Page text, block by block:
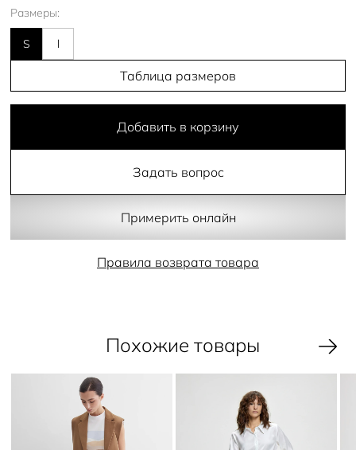
Размеры:
S l
Таблица размеров
Добавить в корзину
Задать вопрос
Примерить онлайн
Правила возврата товара
Похожие товары